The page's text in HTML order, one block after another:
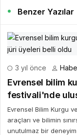
Benzer Yazılar
3 yıl önce
Evrensel bilim
festivali'nde
Evrensel Bilim Kurgu
araçları ve bilimin
unutulmaz bir